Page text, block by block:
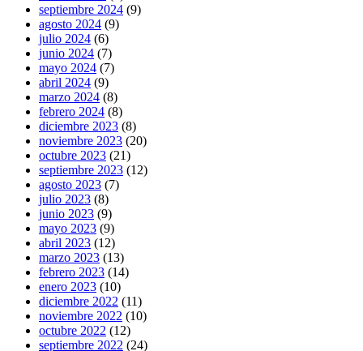
septiembre 2024 (9)
agosto 2024 (9)
julio 2024 (6)
junio 2024 (7)
mayo 2024 (7)
abril 2024 (9)
marzo 2024 (8)
febrero 2024 (8)
diciembre 2023 (8)
noviembre 2023 (20)
octubre 2023 (21)
septiembre 2023 (12)
agosto 2023 (7)
julio 2023 (8)
junio 2023 (9)
mayo 2023 (9)
abril 2023 (12)
marzo 2023 (13)
febrero 2023 (14)
enero 2023 (10)
diciembre 2022 (11)
noviembre 2022 (10)
octubre 2022 (12)
septiembre 2022 (24)